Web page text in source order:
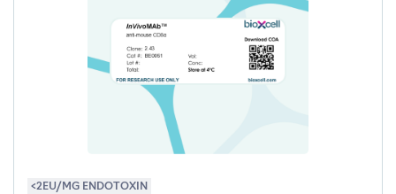
<2EU/MG ENDOTOXIN